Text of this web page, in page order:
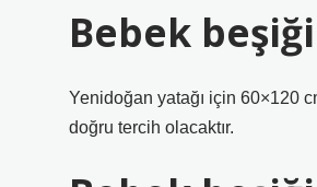
Bebek
Yenidoğan yatağı için 60×120
doğru tercih olacaktır.